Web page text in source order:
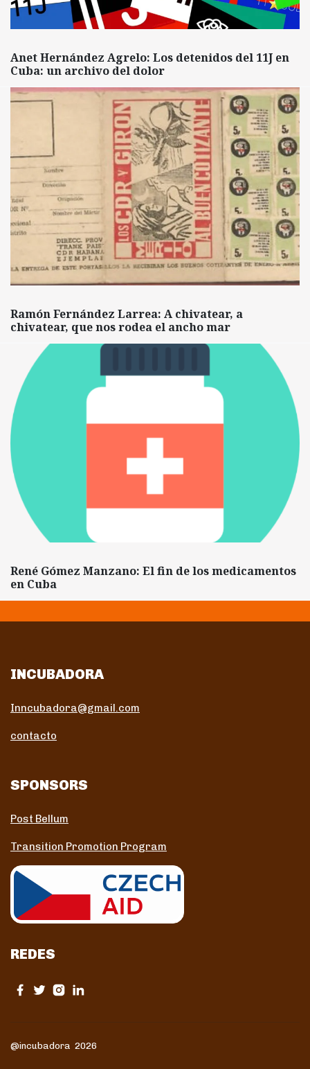
Anet Hernández Agrelo: Los detenidos del 11J en
Cuba: un archivo del dolor
Ramón Fernández Larrea: A chivatear, a
chivatear, que nos rodea el ancho mar
René Gómez Manzano: El fin de los medicamentos
en Cuba
INCUBADORA
Inncubadora@gmail.com
contacto
SPONSORS
Post Bellum
Transition Promotion Program
REDES
@incubadora 2026